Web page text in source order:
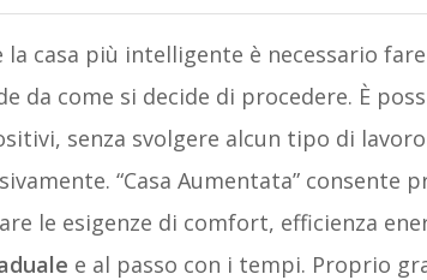
la casa più intelligente è necessario
da come si decide di procedere. È
senza svolgere alcun tipo di
“Casa Aumentata” consente
le esigenze di comfort, efficienza
e al passo con i tempi. Proprio